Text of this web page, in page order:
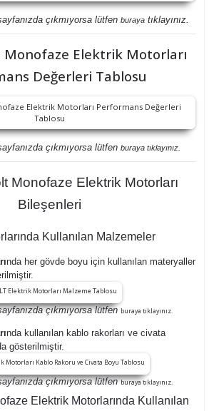
çıkmıyorsa lütfen buraya tıklayınız.
Monofaze Elektrik Motorları
Değerleri Tablosu
çıkmıyorsa lütfen buraya tıklayınız.
Monofaze Elektrik Motorları
Bileşenleri
Kullanılan Malzemeler
nda her gövde boyu için kullanılan materyaller
çıkmıyorsa lütfen buraya tıklayınız.
nda kullanılan kablo rakorları ve civata
gösterilmiştir.
çıkmıyorsa lütfenburaya tıklayınız.
Elektrik Motorlarında Kullanılan